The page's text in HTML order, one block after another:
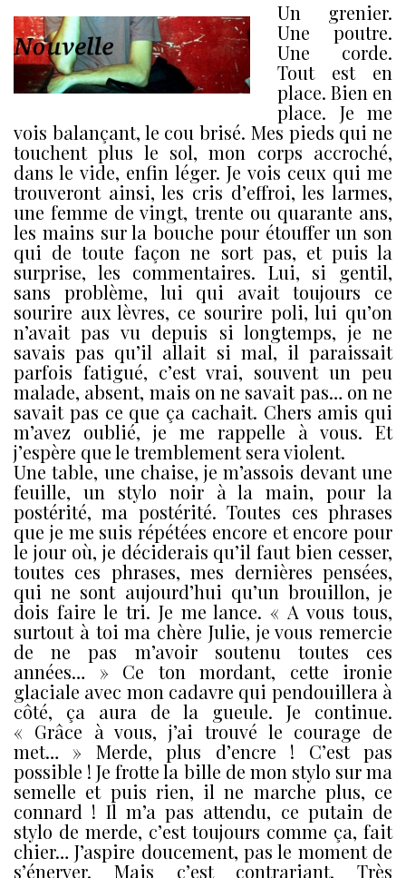
Un grenier.
Une poutre.
Une corde.
Tout est en
place. Bien en
place. Je me
vois balançant, le cou brisé. Mes pieds qui ne
touchent plus le sol, mon corps accroché,
dans le vide, enfin léger. Je vois ceux qui me
trouveront ainsi, les cris d’effroi, les larmes,
une femme de vingt, trente ou quarante ans,
les mains sur la bouche pour étouffer un son
qui de toute façon ne sort pas, et puis la
surprise, les commentaires. Lui, si gentil,
sans problème, lui qui avait toujours ce
sourire aux lèvres, ce sourire poli, lui qu’on
n’avait pas vu depuis si longtemps, je ne
savais pas qu’il allait si mal, il paraissait
parfois fatigué, c’est vrai, souvent un peu
malade, absent, mais on ne savait pas… on ne
savait pas ce que ça cachait. Chers amis qui
m’avez oublié, je me rappelle à vous. Et
j’espère que le tremblement sera violent.
Une table, une chaise, je m’assois devant une
feuille, un stylo noir à la main, pour la
postérité, ma postérité. Toutes ces phrases
que je me suis répétées encore et encore pour
le jour où, je déciderais qu’il faut bien cesser,
toutes ces phrases, mes dernières pensées,
qui ne sont aujourd’hui qu’un brouillon, je
dois faire le tri. Je me lance. « A vous tous,
surtout à toi ma chère Julie, je vous remercie
de ne pas m’avoir soutenu toutes ces
années… » Ce ton mordant, cette ironie
glaciale avec mon cadavre qui pendouillera à
côté, ça aura de la gueule. Je continue.
« Grâce à vous, j’ai trouvé le courage de
met… » Merde, plus d’encre ! C’est pas
possible ! Je frotte la bille de mon stylo sur ma
semelle et puis rien, il ne marche plus, ce
connard ! Il m’a pas attendu, ce putain de
stylo de merde, c’est toujours comme ça, fait
chier… J’aspire doucement, pas le moment de
s’énerver. Mais c’est contrariant. Très